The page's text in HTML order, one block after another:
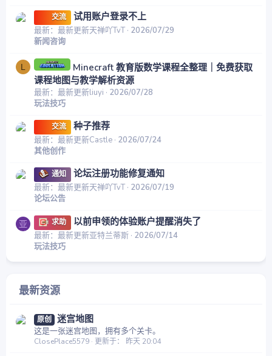
交流 试用账户登录不上
最新：最新更新天禅吖TvT 2026/07/29
新闻咨询
L
Minecraft 教育版数学课程全整理｜免费获取
课程地图与教学解析资源
最新：最新更新liuyi
2026/07/28
玩法技巧
交流 种子推荐
最新：最新更新Castle 2026/07/24
其他创作
通知 论坛注册功能修复通知
最新：最新更新天禅吖TvT 2026/07/19
论坛公告
亚 求助 以前申领的体验账户提醒消失了
最新：最新更新亚特兰蒂斯 2026/07/14
玩法技巧
最新资源
原创 迷宫地图
这是一张迷宫地图，拥有多个关卡。
ClosePlace5579 更新于： 昨天 20:04